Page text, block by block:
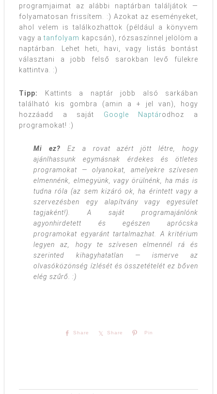
programjaimat az alábbi naptárban találjátok —
folyamatosan frissítem. :) Azokat az eseményeket,
ahol velem is találkozhattok (például a könyvem
vagy atanfolyam kapcsán), rózsaszínnel jelölöm a
naptárban. Lehet heti, havi, vagy listás bontást
választani a jobb felső sarokban levő fülekre
kattintva. :)
Tipp:
Kattints a naptár jobb alsó sarkában
található kis gombra (amin a + jel van), hogy
hozzáadd a saját Google Naptárodhoz a
programokat! :)
Mi ez? Ez a rovat azért jött létre, hogy
ajánlhassunk egymásnak érdekes és ötletes
programokat — olyanokat, amelyekre szívesen
elmennénk, elmegyünk, vagy örülnénk, ha más is
tudna róla (az sem kizáró ok, ha érintett vagy a
szervezésben egy alapítvány vagy egyesület
tagjaként!). A saját programajánlónk
agyonhirdetett és egészen aprócska
programokat egyaránt tartalmazhat. A kritérium
legyen az, hogy te szívesen elmennél rá és
szerinted kihagyhatatlan — ismerve az
olvasóközönség ízlését és összetételét ez bőven
elég szűrő. :)
Share Share Pin